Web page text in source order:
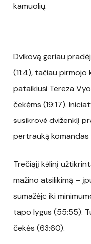
kamuolių.
Dvikovą geriau
(11:4), tačiau
pataikiusi Tereza
čekėms (19:17).
susikrovė dviženklį
pertrauką
Trečiąjį kėlinį
mažino atsilikimą –
sumažėjo iki
tapo lygus (55:55).
čekės (63:60).